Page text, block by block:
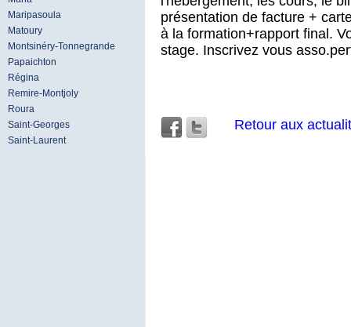
Maripasoula
Matoury
Montsinéry-Tonnegrande
Papaichton
Régina
Remire-Montjoly
Roura
Saint-Georges
Saint-Laurent
présentation de facture +
à la formation+rapport final.
stage. Inscrivez vous
Retour aux